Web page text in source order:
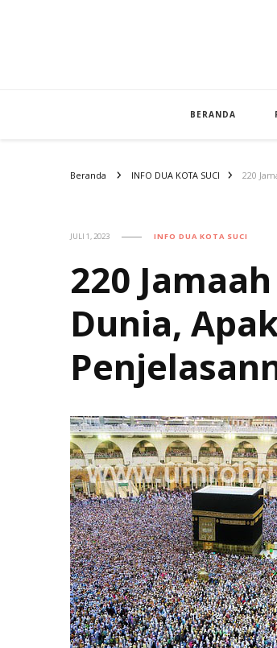
BERANDA
Beranda INFO DUA KOTA SUCI 220
JULI 1, 2023 INFO DUA KOTA SUCI
220
Dunia,